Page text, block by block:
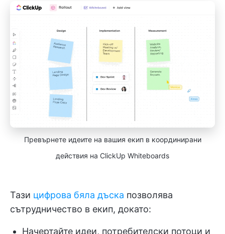
Превърнете идеите на вашия екип в координирани
действия на ClickUp Whiteboards
Тази цифрова бяла дъска позволява
сътрудничество в екип, докато:
Начертайте идеи, потребителски потоци и